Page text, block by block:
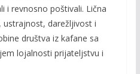
i revnosno poštivali. Lična
darežljivost i
društva iz kafane sa
lojalnosti prijateljstvu i